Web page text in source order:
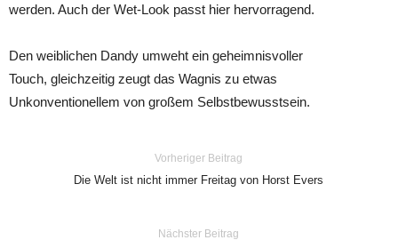
werden. Auch der Wet-Look passt hier hervorragend.
Den weiblichen Dandy umweht ein geheimnisvoller
Touch, gleichzeitig zeugt das Wagnis zu etwas
Unkonventionellem von großem Selbstbewusstsein.
Vorheriger Beitrag
Die Welt ist nicht immer Freitag von Horst Evers
Nächster Beitrag